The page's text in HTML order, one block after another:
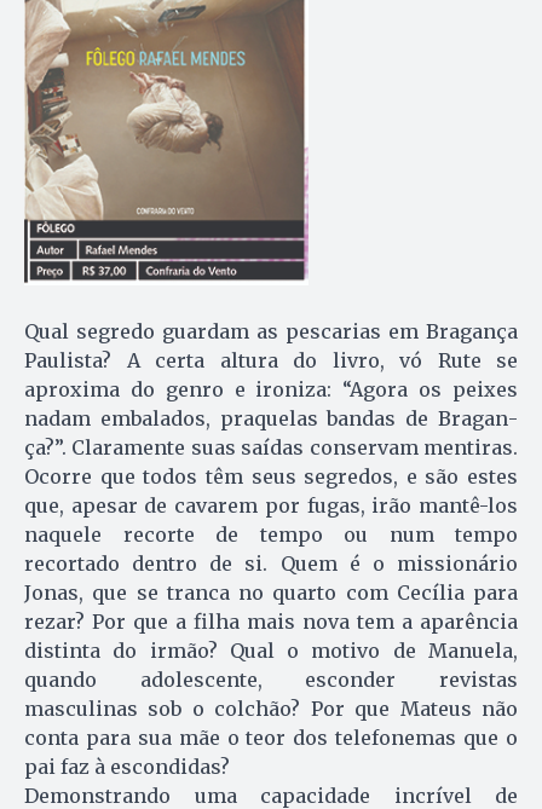
Qual segredo guardam as pescarias em Bragança
Paulista? A certa altura do livro, vó Rute se
aproxima do genro e ironiza: “Agora os peixes
nadam embalados, praquelas bandas de Bragan­
ça?”. Claramente suas saídas conservam mentiras.
Ocorre que todos têm seus segredos, e são estes
que, apesar de cavarem por fugas, irão mantê-los
naquele recorte de tempo ou num tempo
recortado dentro de si. Quem é o missionário
Jonas, que se tranca no quarto com Cecília para
rezar? Por que a filha mais nova tem a aparência
distinta do irmão? Qual o motivo de Manuela,
quando adolescente, esconder revistas
masculinas sob o colchão? Por que Mateus não
conta para sua mãe o teor dos telefonemas que o
pai faz à escondidas?
Demonstrando uma capacidade incrível de